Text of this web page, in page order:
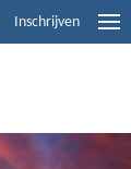
Inschrijven